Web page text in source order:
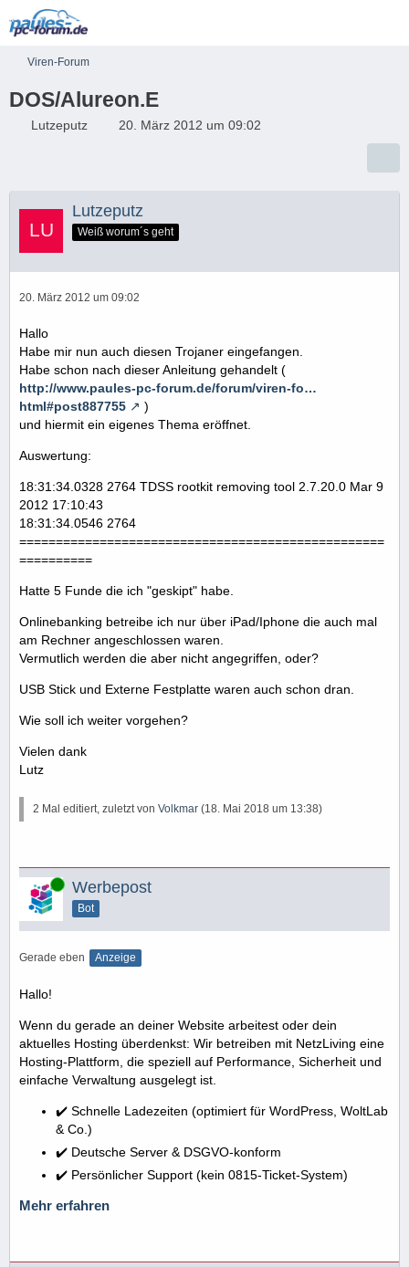
Viren-Forum
DOS/Alureon.E
Lutzeputz 20. März 2012 um 09:02
Lutzeputz
Weiß worum´s geht
20. März 2012 um 09:02
Hallo
Habe mir nun auch diesen Trojaner eingefangen.
Habe schon nach dieser Anleitung gehandelt (
http://www.paules-pc-forum.de/forum/viren-fo…
html#post887755
)
und hiermit ein eigenes Thema eröffnet.
Auswertung:
18:31:34.0328 2764 TDSS rootkit removing tool 2.7.20.0 Mar 9
2012 17:10:43
18:31:34.0546 2764
==================================================
==========
Hatte 5 Funde die ich "geskipt" habe.
Onlinebanking betreibe ich nur über iPad/Iphone die auch mal
am Rechner angeschlossen waren.
Vermutlich werden die aber nicht angegriffen, oder?
USB Stick und Externe Festplatte waren auch schon dran.
Wie soll ich weiter vorgehen?
Vielen dank
Lutz
2 Mal editiert, zuletzt von Volkmar (18. Mai 2018 um 13:38)
Online Werbepost
Bot
Gerade eben Anzeige
Hallo!
Wenn du gerade an deiner Website arbeitest oder dein
aktuelles Hosting überdenkst: Wir betreiben mit NetzLiving eine
Hosting-Plattform, die speziell auf Performance, Sicherheit und
einfache Verwaltung ausgelegt ist.
✔️ Schnelle Ladezeiten (optimiert für WordPress, WoltLab
& Co.)
✔️ Deutsche Server & DSGVO-konform
✔️ Persönlicher Support (kein 0815-Ticket-System)
Mehr erfahren